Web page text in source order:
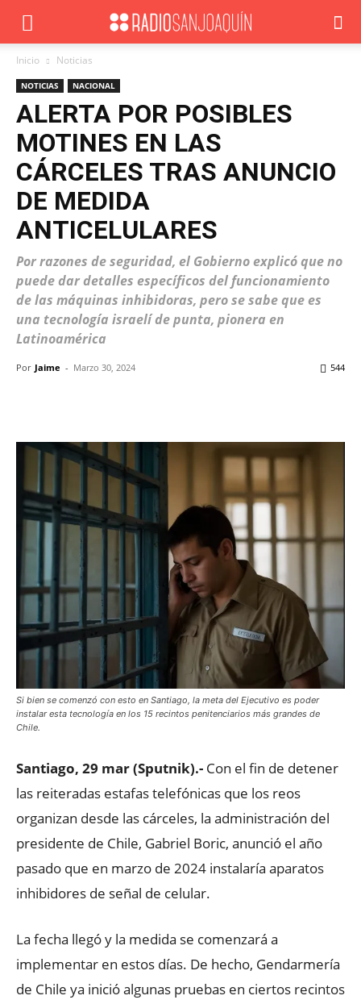
Inicio Noticias
NOTICIAS NACIONAL
ALERTA POR POSIBLES
MOTINES EN LAS
CÁRCELES TRAS ANUNCIO
DE MEDIDA
ANTICELULARES
Por razones de seguridad, el Gobierno explicó que no
puede dar detalles específicos del funcionamiento
de las máquinas inhibidoras, pero se sabe que es
una tecnología israelí de punta, pionera en
Latinoamérica
Por Jaime - Marzo 30, 2024 544
Si bien se comenzó con esto en Santiago, la meta del Ejecutivo es poder
instalar esta tecnología en los 15 recintos penitenciarios más grandes de
Chile.
Santiago, 29 mar (Sputnik).- Con el fin de detener
las reiteradas estafas telefónicas que los reos
organizan desde las cárceles, la administración del
presidente de Chile, Gabriel Boric, anunció el año
pasado que en marzo de 2024 instalaría aparatos
inhibidores de señal de celular.
La fecha llegó y la medida se comenzará a
implementar en estos días. De hecho, Gendarmería
de Chile ya inició algunas pruebas en ciertos recintos